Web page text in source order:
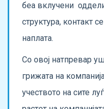
беа вклучени
структура, контакт
наплата.
Со овој натпревар
грижата на
учеството на сите